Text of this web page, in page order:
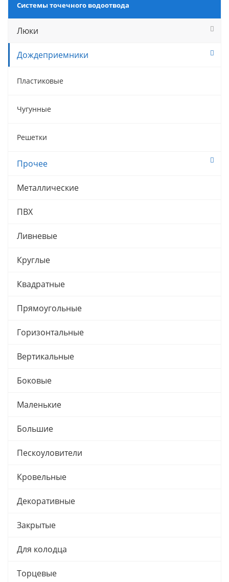
Системы точечного водоотвода
Люки
Дождеприемники
Пластиковые
Чугунные
Решетки
Прочее
Металлические
ПВХ
Ливневые
Круглые
Квадратные
Прямоугольные
Горизонтальные
Вертикальные
Боковые
Маленькие
Большие
Пескоуловители
Кровельные
Декоративные
Закрытые
Для колодца
Торцевые